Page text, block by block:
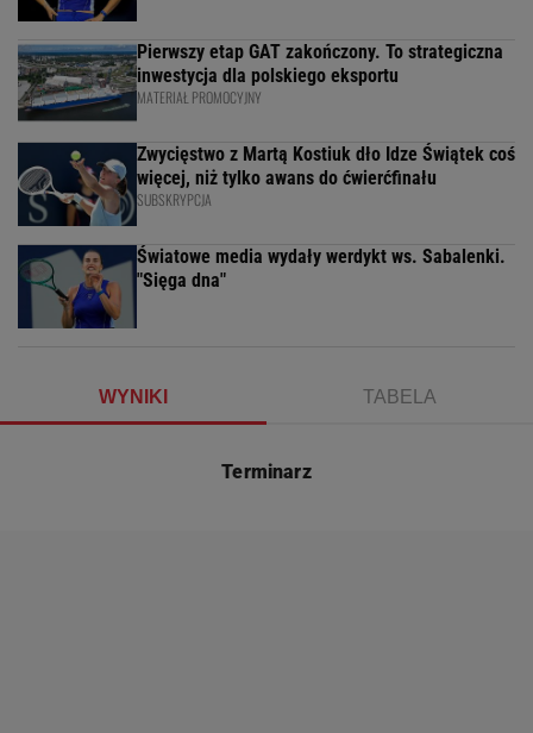
Pierwszy etap GAT zakończony. To strategiczna
inwestycja dla polskiego eksportu
MATERIAŁ PROMOCYJNY
Zwycięstwo z Martą Kostiuk dło Idze Świątek coś
więcej, niż tylko awans do ćwierćfinału
SUBSKRYPCJA
Światowe media wydały werdykt ws. Sabalenki.
"Sięga dna"
WYNIKI TABELA
Terminarz